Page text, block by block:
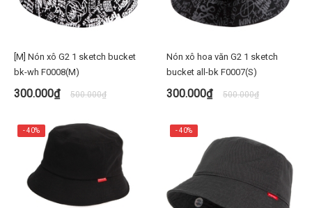
[M] Nón xô G2 1 sketch bucket
bk-wh F0008(M)
300.000₫ 500.000₫
Nón xô hoa văn G2 1 sketch
bucket all-bk F0007(S)
300.000₫ 500.000₫
- 40% - 40%